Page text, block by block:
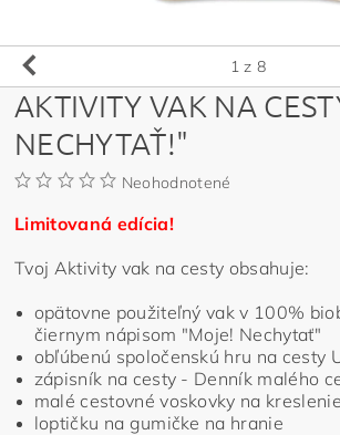
1 z 8
AKTIVITY VAK NA
NECHYTAŤ!"
Neohodnotené
Limitovaná edícia!
Tvoj Aktivity vak na cesty obsahuje:
opätovne použiteľný vak v 100%
čiernym nápisom "Moje! Nechytať"
obľúbenú spoločenskú hru na cesty
zápisník na cesty - Denník malého
malé cestovné voskovky na kreslenie
loptičku na gumičke na hranie